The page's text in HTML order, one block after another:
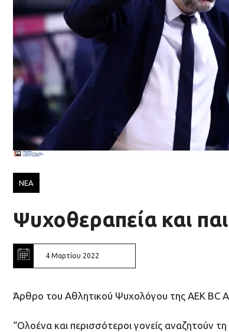
ΝΕΑ
Ψυχοθεραπεία και
4 Μαρτίου 2022
Άρθρο του Αθλητικού Ψυχολόγου της ΑΕΚ ΒC
“Ολοένα και περισσότεροι γονείς αναζητούν